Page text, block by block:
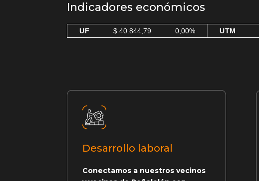
Indicadores económicos
UF $ 40.844,79 0,00% UTM
Desarrollo laboral
Conectamos a nuestros vecinos